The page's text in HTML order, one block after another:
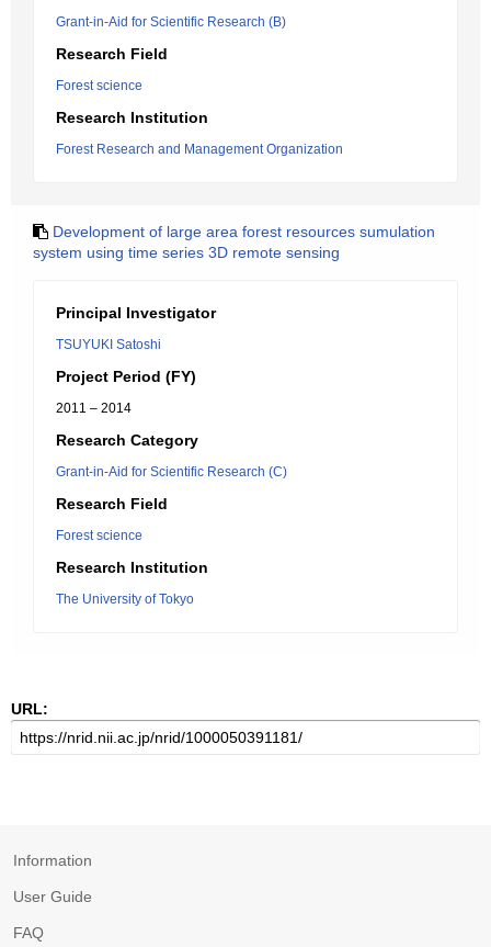
Grant-in-Aid for Scientific Research (B)
Research Field
Forest science
Research Institution
Forest Research and Management Organization
Development of large area forest resources sumulation
system using time series 3D remote sensing
Principal Investigator
TSUYUKI Satoshi
Project Period (FY)
2011 – 2014
Research Category
Grant-in-Aid for Scientific Research (C)
Research Field
Forest science
Research Institution
The University of Tokyo
URL:
Information
User Guide
FAQ